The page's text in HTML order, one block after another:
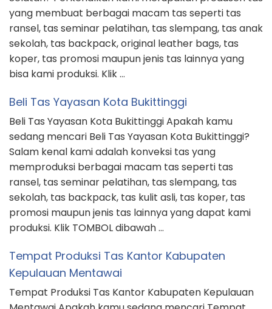
yang membuat berbagai macam tas seperti tas
ransel, tas seminar pelatihan, tas slempang, tas anak
sekolah, tas backpack, original leather bags, tas
koper, tas promosi maupun jenis tas lainnya yang
bisa kami produksi. Klik …
Beli Tas Yayasan Kota Bukittinggi
Beli Tas Yayasan Kota Bukittinggi Apakah kamu
sedang mencari Beli Tas Yayasan Kota Bukittinggi?
Salam kenal kami adalah konveksi tas yang
memproduksi berbagai macam tas seperti tas
ransel, tas seminar pelatihan, tas slempang, tas
sekolah, tas backpack, tas kulit asli, tas koper, tas
promosi maupun jenis tas lainnya yang dapat kami
produksi. Klik TOMBOL dibawah …
Tempat Produksi Tas Kantor Kabupaten
Kepulauan Mentawai
Tempat Produksi Tas Kantor Kabupaten Kepulauan